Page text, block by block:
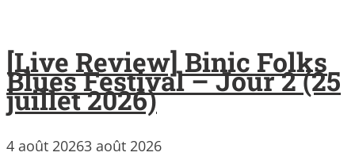
[Live Review] Binic Folks
Blues Festival – Jour 2 (25
juillet 2026)
4 août 20263 août 2026